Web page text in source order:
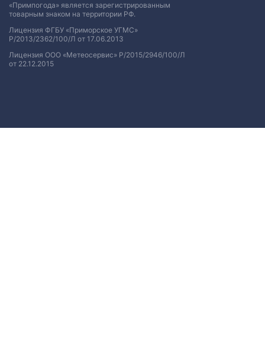
«Примпогода» является зарегистрированным
товарным знаком на территории РФ.
Лицензия ФГБУ «Приморское УГМС»
Р/2013/2362/100/Л от 17.06.2013
Лицензия ООО «Метеосервис» Р/2015/2946/100/Л
от 22.12.2015